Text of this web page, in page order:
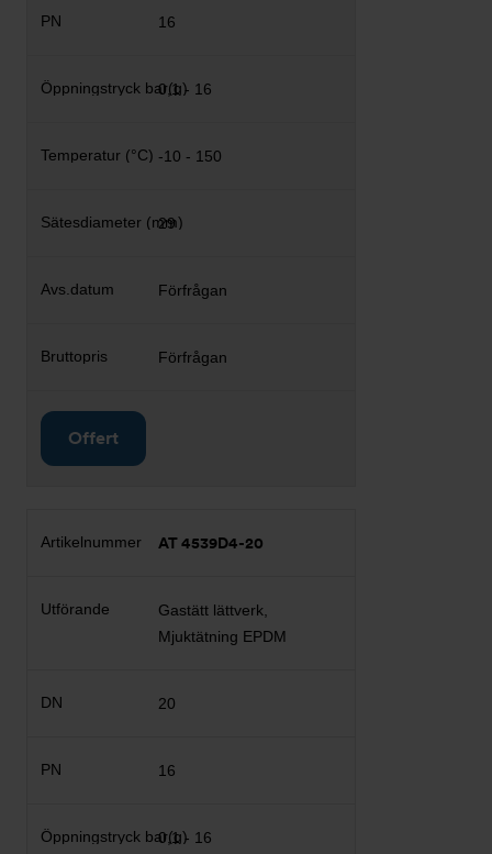
16
0,1 - 16
-10 - 150
29
Förfrågan
Förfrågan
Offert
AT 4539D4-20
Gastätt lättverk,
Mjuktätning EPDM
20
16
0,1 - 16